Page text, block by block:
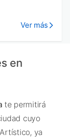
Ver más
en
te permitirá
cuyo
ya